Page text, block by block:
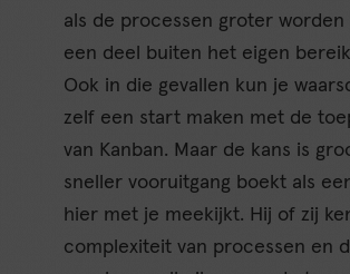
als de processen groter worden
een deel buiten het eigen
Ook in die gevallen kun je
zelf een start maken met de
van Kanban. Maar de kans is
sneller vooruitgang boekt als
hier met je meekijkt. Hij of zij
complexiteit van processen en